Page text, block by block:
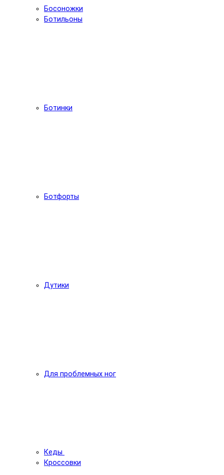
Босоножки
Ботильоны
Ботинки
Ботфорты
Дутики
Для проблемных ног
Кеды
Кроссовки